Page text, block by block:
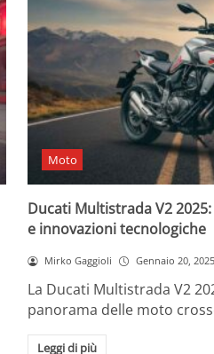
Moto
Ducati Multistrada V2
e innovazioni tecnologiche
Mirko Gaggioli Gennaio 20, 2025
La Ducati Multistrada V2
panorama delle moto
Leggi di più